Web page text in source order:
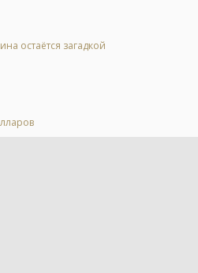
остаётся загадкой